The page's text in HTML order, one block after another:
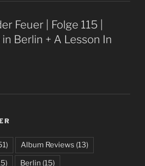
Feuer | Folge 115 |
Berlin + A Lesson In
Album Reviews (13)
Berlin (15)